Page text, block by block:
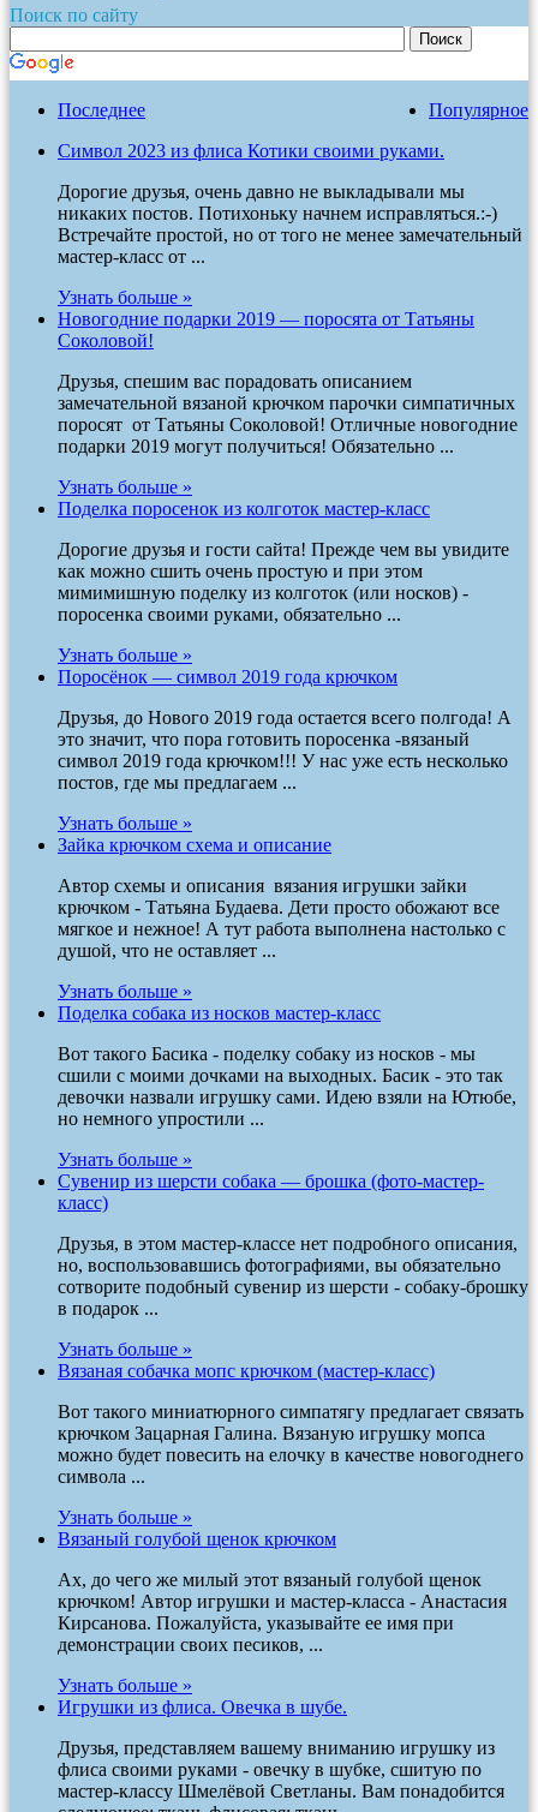
Поиск по сайту
Популярное
Последнее
Символ 2023 из флиса Котики своими руками.
Дорогие друзья, очень давно не выкладывали мы
никаких постов. Потихоньку начнем исправляться.:-)
Встречайте простой, но от того не менее замечательный
мастер-класс от ...
Узнать больше »
Новогодние подарки 2019 — поросята от Татьяны
Соколовой!
Друзья, спешим вас порадовать описанием
замечательной вязаной крючком парочки симпатичных
поросят от Татьяны Соколовой! Отличные новогодние
подарки 2019 могут получиться! Обязательно ...
Узнать больше »
Поделка поросенок из колготок мастер-класс
Дорогие друзья и гости сайта! Прежде чем вы увидите
как можно сшить очень простую и при этом
мимимишную поделку из колготок (или носков) -
поросенка своими руками, обязательно ...
Узнать больше »
Поросёнок — символ 2019 года крючком
Друзья, до Нового 2019 года остается всего полгода! А
это значит, что пора готовить поросенка -вязаный
символ 2019 года крючком!!! У нас уже есть несколько
постов, где мы предлагаем ...
Узнать больше »
Зайка крючком схема и описание
Автор схемы и описания вязания игрушки зайки
крючком - Татьяна Будаева. Дети просто обожают все
мягкое и нежное! А тут работа выполнена настолько с
душой, что не оставляет ...
Узнать больше »
Поделка собака из носков мастер-класс
Вот такого Басика - поделку собаку из носков - мы
сшили с моими дочками на выходных. Басик - это так
девочки назвали игрушку сами. Идею взяли на Ютюбе,
но немного упростили ...
Узнать больше »
Сувенир из шерсти собака — брошка (фото-мастер-
класс)
Друзья, в этом мастер-классе нет подробного описания,
но, воспользовавшись фотографиями, вы обязательно
сотворите подобный сувенир из шерсти - собаку-брошку
в подарок ...
Узнать больше »
Вязаная собачка мопс крючком (мастер-класс)
Вот такого миниатюрного симпатягу предлагает связать
крючком Зацарная Галина. Вязаную игрушку мопса
можно будет повесить на елочку в качестве новогоднего
символа ...
Узнать больше »
Вязаный голубой щенок крючком
Ах, до чего же милый этот вязаный голубой щенок
крючком! Автор игрушки и мастер-класса - Анастасия
Кирсанова. Пожалуйста, указывайте ее имя при
демонстрации своих песиков, ...
Узнать больше »
Игрушки из флиса. Овечка в шубе.
Друзья, представляем вашему вниманию игрушку из
флиса своими руками - овечку в шубке, сшитую по
мастер-классу Шмелёвой Светланы. Вам понадобится